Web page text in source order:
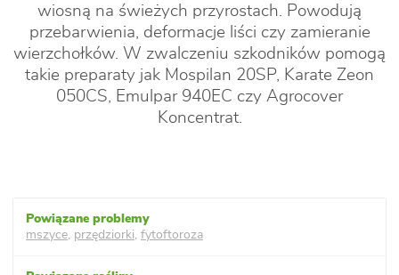
wiosną na świeżych przyrostach. Powodują
przebarwienia, deformacje liści czy zamieranie
wierzchołków. W zwalczeniu szkodników pomogą
takie preparaty jak Mospilan 20SP, Karate Zeon
050CS, Emulpar 940EC czy Agrocover
Koncentrat.
mszyce, przędziorki, fytoftoroza